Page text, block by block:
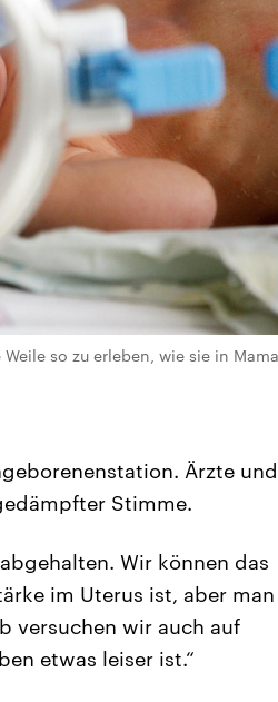
so zu erleben, wie sie in
Ärzte und
Stimme.
Wir können das
im Uterus ist, aber man
versuchen wir auch auf
etwas leiser ist.“